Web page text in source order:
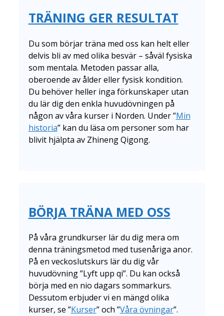
TRÄNING GER RESULTAT
Du som börjar träna med oss kan helt eller
delvis bli av med olika besvär – såväl fysiska
som mentala. Metoden passar alla,
oberoende av ålder eller fysisk kondition.
Du behöver heller inga förkunskaper utan
du lär dig den enkla huvudövningen på
någon av våra kurser i Norden. Under ”Min
historia” kan du läsa om personer som har
blivit hjälpta av Zhineng Qigong.
BÖRJA TRÄNA MED OSS
På våra grundkurser lär du dig mera om
denna träningsmetod med tusenåriga anor.
På en veckoslutskurs lär du dig vår
huvudövning ”Lyft upp qi”. Du kan också
börja med en nio dagars sommarkurs.
Dessutom erbjuder vi en mängd olika
kurser, se ”Kurser” och ”Våra övningar”.